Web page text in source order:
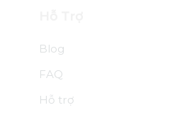
Blog
FAQ
Hỗ trợ